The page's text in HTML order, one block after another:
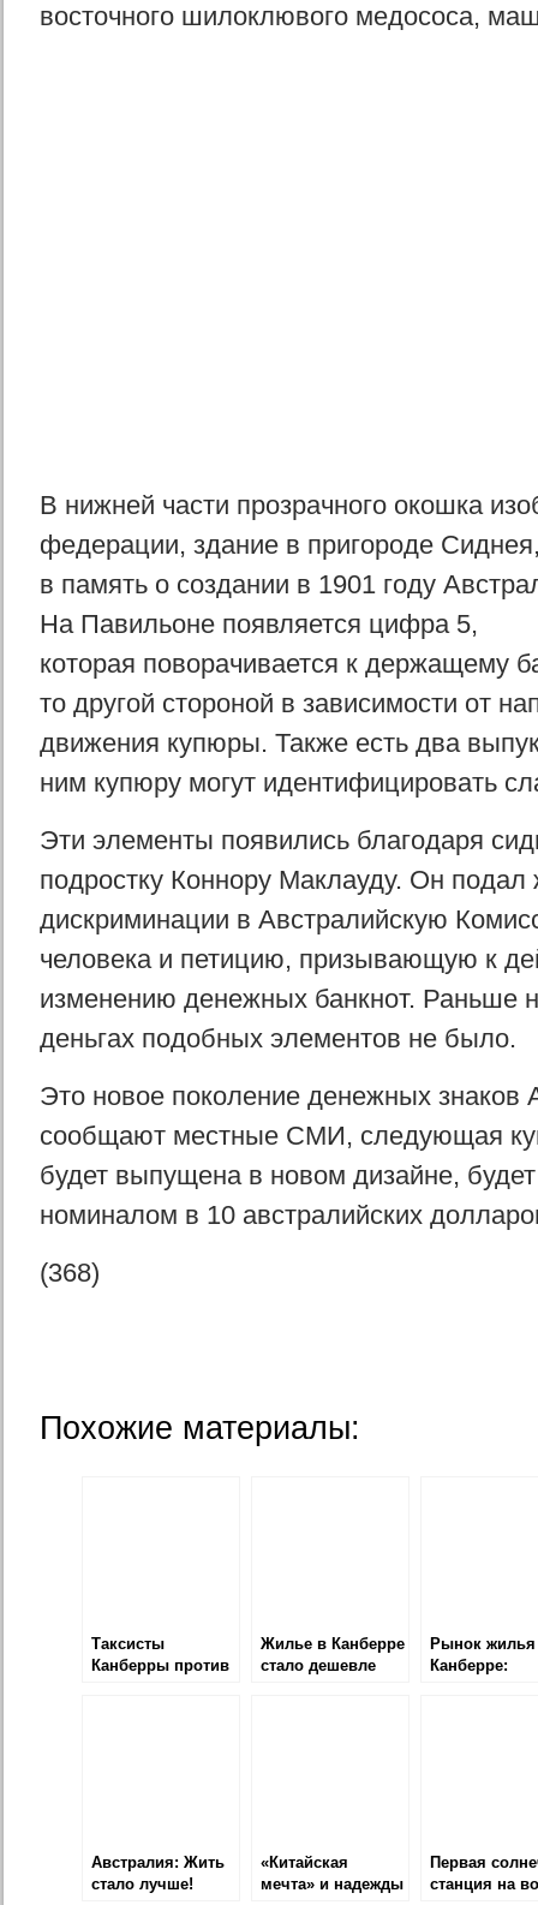
восточного шилоклювого медососа,
В нижней части прозрачного окошка
федерации, здание в пригороде
в память о создании в 1901 году
На Павильоне появляется цифра 5,
которая поворачивается к держащему
то другой стороной в зависимости от
движения купюры. Также есть два
ним купюру могут идентифицировать
Эти элементы появились благодаря
подростку Коннору Маклауду. Он подал
дискриминации в Австралийскую
человека и петицию, призывающую к
изменению денежных банкнот. Раньше
деньгах подобных элементов не было.
Это новое поколение денежных знаков
сообщают местные СМИ, следующая
будет выпущена в новом дизайне,
номиналом в 10 австралийских
(368)
Похожие материалы:
Таксисты
Канберры против
Жилье в Канберре
стало дешевле
Рынок жилья
Канберре:
Австралия: Жить
стало лучше!
«Китайская
мечта» и надежды
Первая
станция на